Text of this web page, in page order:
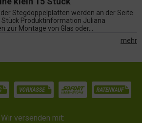
Stegdoppelplatten werden an der Seite
Produktinformation Juliana
zur Montage von Glas oder...
mehr
Wir versenden mit: